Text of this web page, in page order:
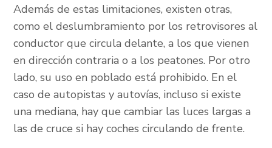
Además de estas limitaciones, existen otras,
como el deslumbramiento por los retrovisores al
conductor que circula delante, a los que vienen
en dirección contraria o a los peatones. Por otro
lado, su uso en poblado está prohibido. En el
caso de autopistas y autovías, incluso si existe
una mediana, hay que cambiar las luces largas a
las de cruce si hay coches circulando de frente.